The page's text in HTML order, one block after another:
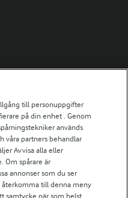
till personuppgifter
på din enhet . Genom
används
våra partners behandlar
Avvisa alla eller
Om spårare är
annonser som du ser
återkomma till denna meny
samtycke när som helst